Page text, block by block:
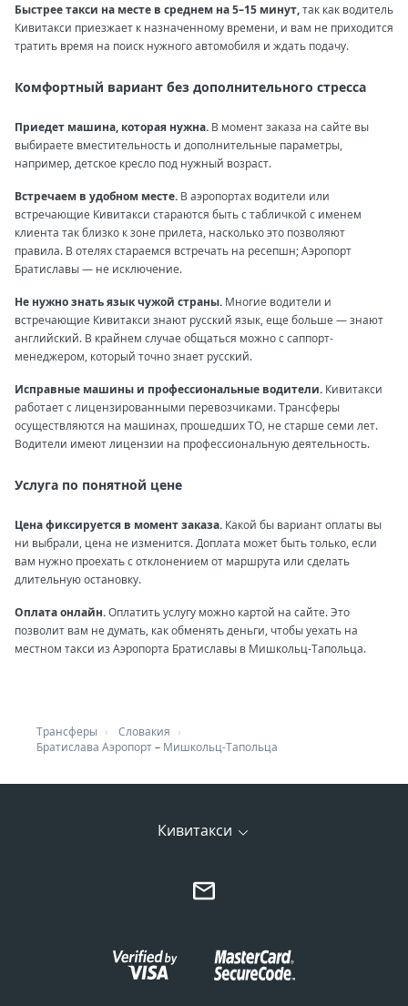
Быстрее такси на месте в среднем на 5–15 минут,так как водитель
Кивитакси приезжает к назначенному времени, и вам не приходится
тратить время на поиск нужного автомобиля и ждать подачу.
Комфортный вариант без дополнительного стресса
Приедет машина, которая нужна. В момент заказа на сайте вы
выбираете вместительность и дополнительные параметры,
например, детское кресло под нужный возраст.
Встречаем в удобном месте. В аэропортах водители или
встречающие Кивитакси стараются быть с табличкой с именем
клиента так близко к зоне прилета, насколько это позволяют
правила. В отелях стараемся встречать на ресепшн; Аэропорт
Братиславы — не исключение.
Не нужно знать язык чужой страны. Многие водители и
встречающие Кивитакси знают русский язык, еще больше — знают
английский. В крайнем случае общаться можно с саппорт-
менеджером, который точно знает русский.
Исправные машины и профессиональные водители. Кивитакси
работает с лицензированными перевозчиками. Трансферы
осуществляются на машинах, прошедших ТО, не старше семи лет.
Водители имеют лицензии на профессиональную деятельность.
Услуга по понятной цене
Цена фиксируется в момент заказа. Какой бы вариант оплаты вы
ни выбрали, цена не изменится. Доплата может быть только, если
вам нужно проехать с отклонением от маршрута или сделать
длительную остановку.
Оплата онлайн.Оплатить услугу можно картой на сайте. Это
позволит вам не думать, как обменять деньги, чтобы уехать на
местном такси из Аэропорта Братиславы в Мишкольц-Тапольца.
Трансферы
Словакия
Братислава Аэропорт– Мишкольц-Тапольца
Кивитакси